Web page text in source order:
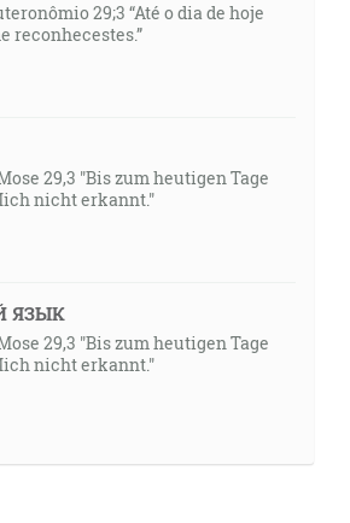
29;3 “Até o dia de hoje
reconhecestes.”
29,3 "Bis zum heutigen Tage
nicht erkannt."
ЯЗЫК
29,3 "Bis zum heutigen Tage
nicht erkannt."